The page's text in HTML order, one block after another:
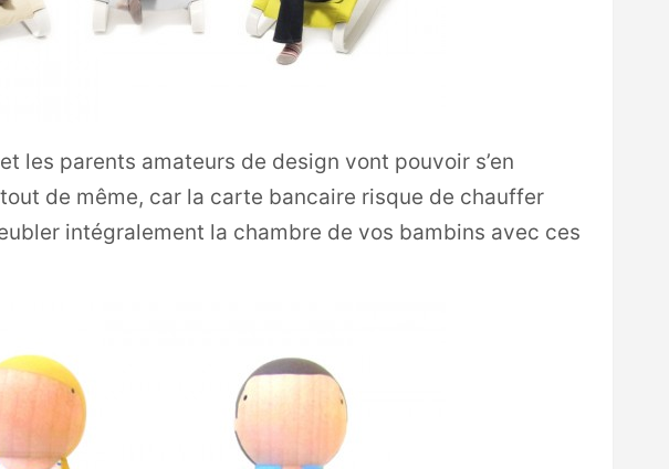
les parents amateurs de design vont pouvoir s’en
de même, car la carte bancaire risque de chauffer
intégralement la chambre de vos bambins avec ces